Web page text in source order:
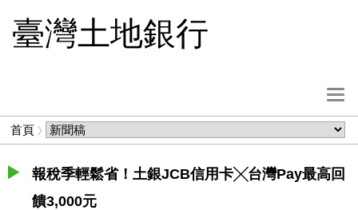
臺灣土地銀行
選
單
按
首頁
麵
包
屑
報稅季輕鬆省！土銀JCB信用卡╳台灣Pay最高回
饋3,000元